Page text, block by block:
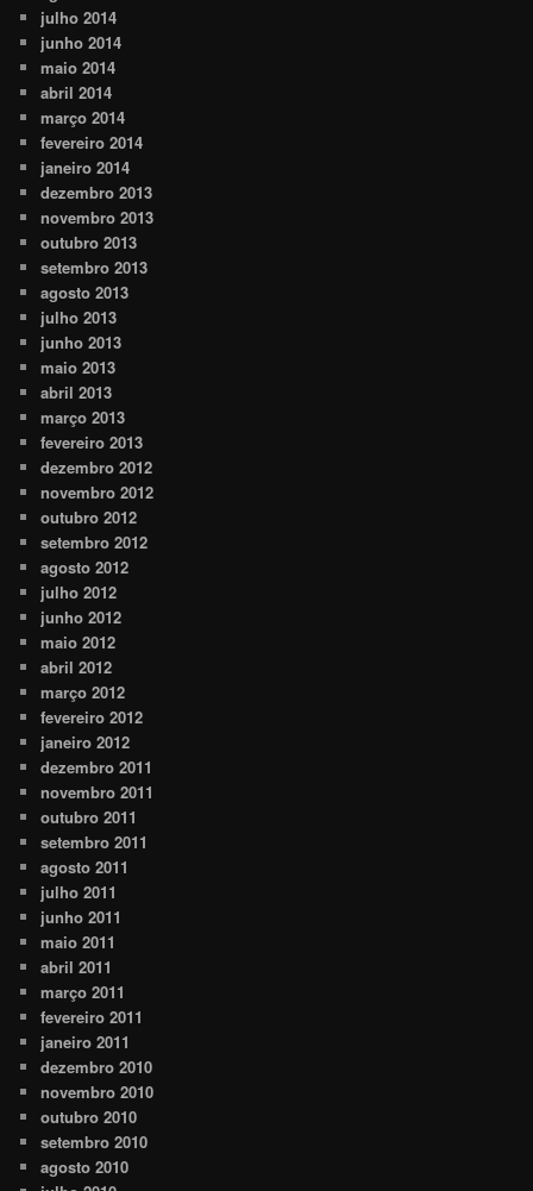
julho 2014
junho 2014
maio 2014
abril 2014
março 2014
fevereiro 2014
janeiro 2014
dezembro 2013
novembro 2013
outubro 2013
setembro 2013
agosto 2013
julho 2013
junho 2013
maio 2013
abril 2013
março 2013
fevereiro 2013
dezembro 2012
novembro 2012
outubro 2012
setembro 2012
agosto 2012
julho 2012
junho 2012
maio 2012
abril 2012
março 2012
fevereiro 2012
janeiro 2012
dezembro 2011
novembro 2011
outubro 2011
setembro 2011
agosto 2011
julho 2011
junho 2011
maio 2011
abril 2011
março 2011
fevereiro 2011
janeiro 2011
dezembro 2010
novembro 2010
outubro 2010
setembro 2010
agosto 2010